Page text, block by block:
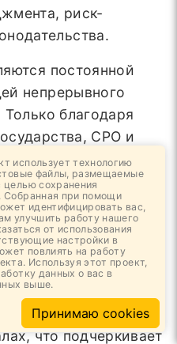
риск-
постоянной
непрерывного
благодаря
СРО и
отрасли
защиту
тем самым
рынку и
развитию.
регулярно
изданиях
что подчеркивает
использует технологию
файлы, размещаемые
сохранения
Собранная при помощи
идентифицировать вас,
улучшить работу нашего
от использования
настройки в
повлиять на работу
Используя этот проект,
данных о вас в
выше.
Принимаю cookies